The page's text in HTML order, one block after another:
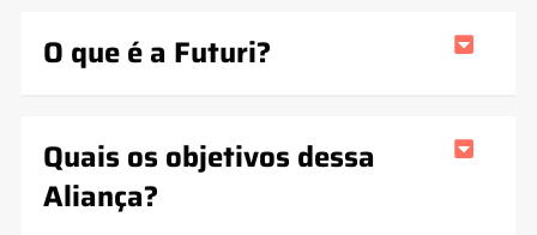
O que é a Futuri?
Quais os objetivos dessa
Aliança?